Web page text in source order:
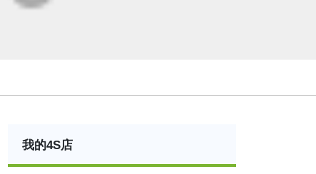
我的4S店